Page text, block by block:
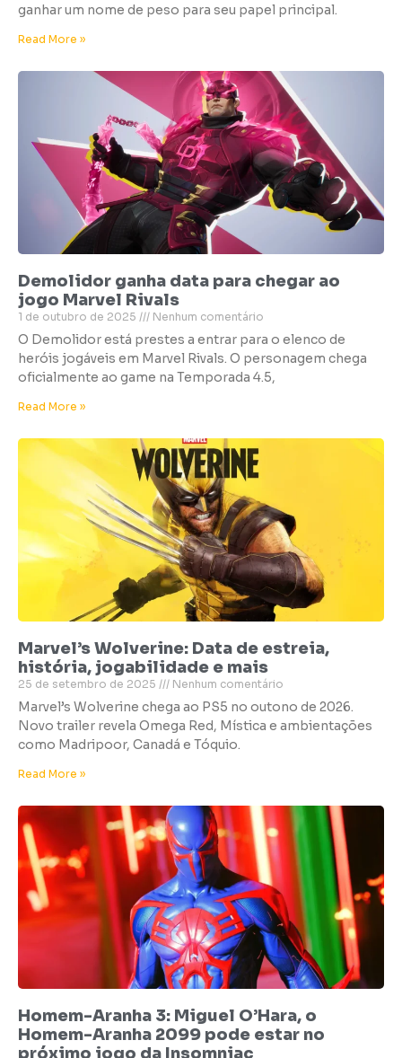
ganhar um nome de peso para seu papel principal.
Read More »
Demolidor ganha data para chegar ao
jogo Marvel Rivals
1 de outubro de 2025 Nenhum comentário
O Demolidor está prestes a entrar para o elenco de
heróis jogáveis em Marvel Rivals. O personagem chega
oficialmente ao game na Temporada 4.5,
Read More »
Marvel’s Wolverine: Data de estreia,
história, jogabilidade e mais
25 de setembro de 2025 Nenhum comentário
Marvel’s Wolverine chega ao PS5 no outono de 2026.
Novo trailer revela Omega Red, Mística e ambientações
como Madripoor, Canadá e Tóquio.
Read More »
Homem-Aranha 3: Miguel O’Hara, o
Homem-Aranha 2099 pode estar no
próximo jogo da Insomniac